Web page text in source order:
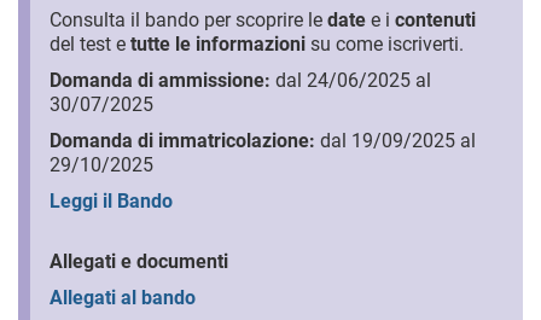
Consulta il bando per scoprire le date e i contenuti
del test e tutte le informazioni su come iscriverti.
Domanda di ammissione: dal 24/06/2025 al
30/07/2025
Domanda di immatricolazione: dal 19/09/2025 al
29/10/2025
Leggi il Bando
Allegati e documenti
Allegati al bando